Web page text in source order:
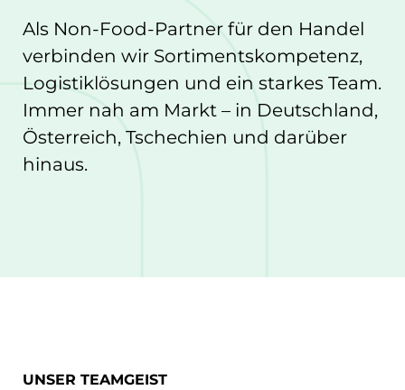
Als Non-Food-Partner für den Handel
verbinden wir Sortimentskompetenz,
Logistiklösungen und ein starkes Team.
Immer nah am Markt – in Deutschland,
Österreich, Tschechien und darüber
hinaus.
UNSER TEAMGEIST